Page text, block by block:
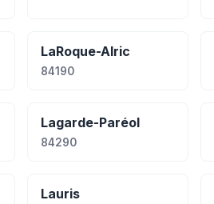
LaRoque-Alric
84190
Lagarde-Paréol
84290
Lauris